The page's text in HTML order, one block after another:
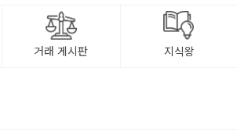
거래 게시판 지식왕